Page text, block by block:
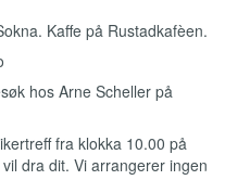
Kaffe på Rustadkafèen.
hos Arne Scheller på
fra klokka 10.00 på
dra dit. Vi arrangerer ingen